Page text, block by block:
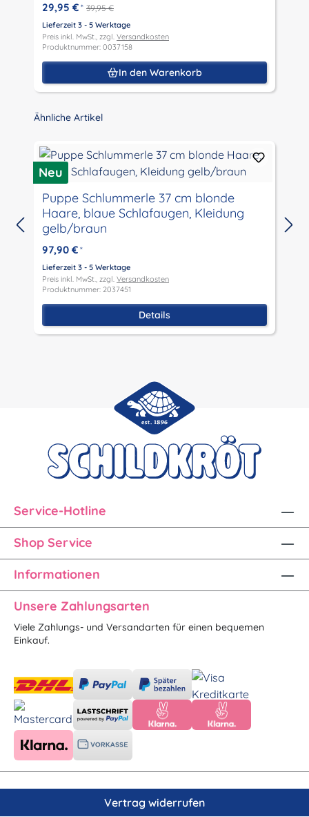
29,95 € * 39,95 €
Lieferzeit 3 - 5 Werktage
Preis inkl. MwSt., zzgl. Versandkosten
Produktnummer: 0037158
In den Warenkorb
Produktgalerie überspringen
Ähnliche Artikel
Neu
Puppe Schlummerle 37 cm blonde
Haare, blaue Schlafaugen, Kleidung
gelb/braun
97,90 € *
Lieferzeit 3 - 5 Werktage
Preis inkl. MwSt., zzgl. Versandkosten
Produktnummer: 2037451
Details
Service-Hotline
Shop Service
Informationen
Unsere Zahlungsarten
Viele Zahlungs- und Versandarten für einen bequemen
Einkauf.
Vertrag widerrufen